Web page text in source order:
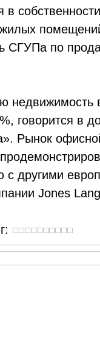
СГУПа по
говорится в
Рынок
с другими
Jones